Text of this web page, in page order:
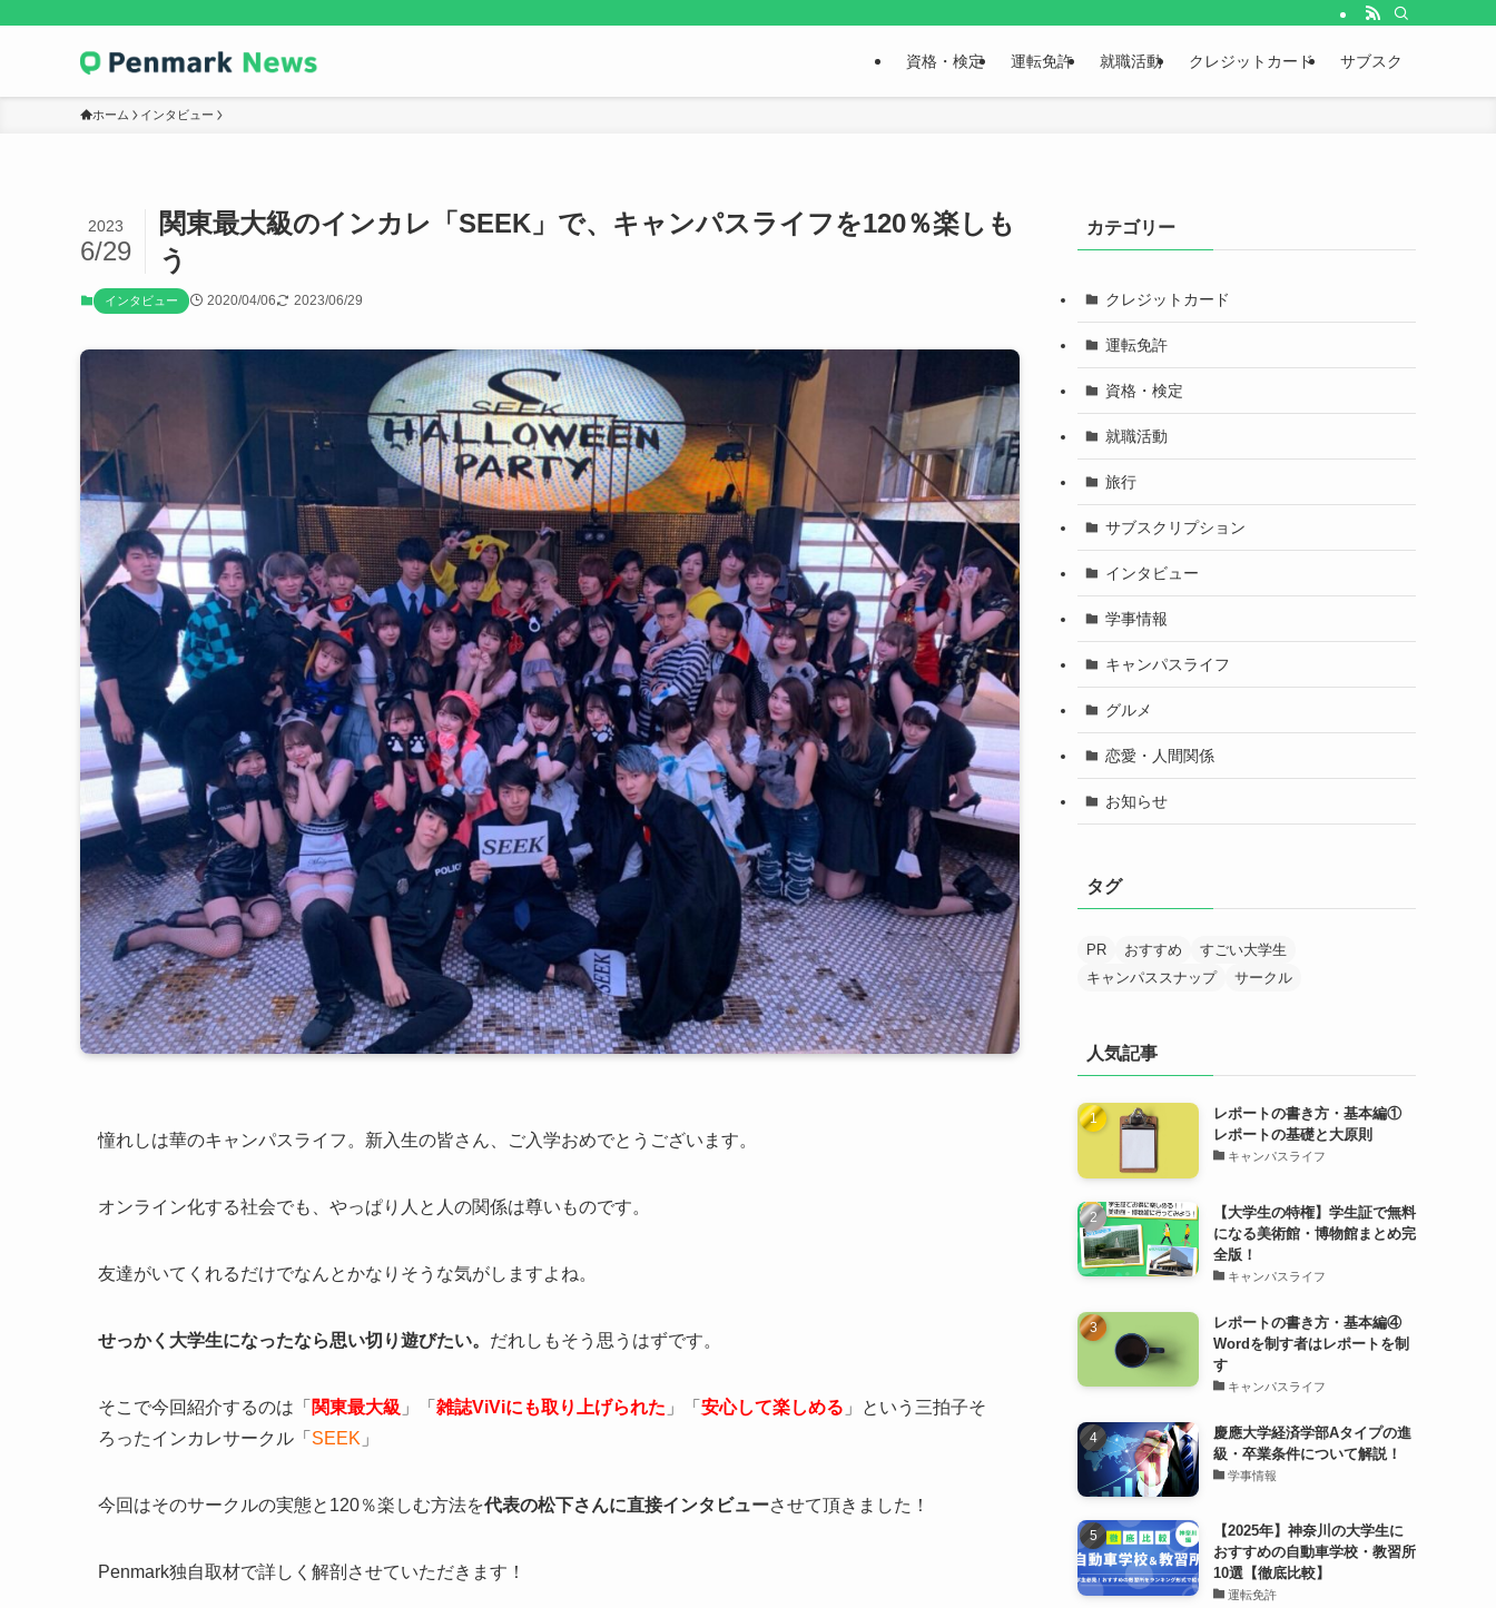
資格・検定 運転免許 就職活動 クレジットカード サブスク
ホーム インタビュー
関東最大級のインカレ「SEEK」で、キャンパスライフを120％楽しも
う
2023
6/29
インタビュー 2020/04/06 2023/06/29
憧れしは華のキャンパスライフ。新入生の皆さん、ご入学おめでとうございます。
オンライン化する社会でも、やっぱり人と人の関係は尊いものです。
友達がいてくれるだけでなんとかなりそうな気がしますよね。
せっかく大学生になったなら思い切り遊びたい。 だれしもそう思うはずです。
そこで今回紹介するのは「 関東最大級 」「 雑誌ViViにも取り上げられた 」「 安心して楽しめる 」という三拍子そ
ろったインカレサークル「 SEEK 」
今回はそのサークルの実態と120％楽しむ方法を代表の松下さんに直接インタビューさせて頂きました！
Penmark独自取材で詳しく解剖させていただきます！
カテゴリー
クレジットカード
運転免許
資格・検定
就職活動
旅行
サブスクリプション
インタビュー
学事情報
キャンパスライフ
グルメ
恋愛・人間関係
お知らせ
タグ
PR おすすめ
すごい大学生
キャンパススナップ
サークル
人気記事
レポートの書き方・基本編①
レポートの基礎と大原則
キャンパスライフ
【大学生の特権】学生証で無料
になる美術館・博物館まとめ完
全版！
キャンパスライフ
レポートの書き方・基本編④
Wordを制す者はレポートを制
す
キャンパスライフ
慶應大学経済学部Aタイプの進
級・卒業条件について解説！
学事情報
【2025年】神奈川の大学生に
おすすめの自動車学校・教習所
10選【徹底比較】
運転免許